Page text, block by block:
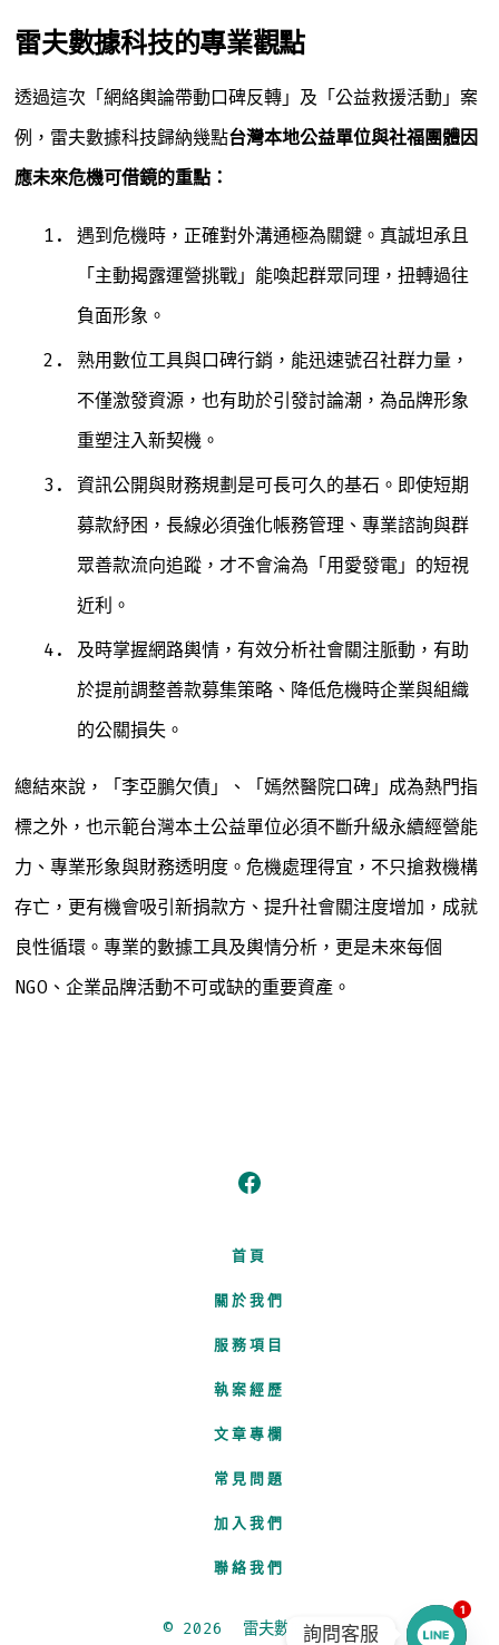
雷夫數據科技的專業觀點
透過這次「網絡輿論帶動口碑反轉」及「公益救援活動」案
例，雷夫數據科技歸納幾點台灣本地公益單位與社福團體因
應未來危機可借鏡的重點：
遇到危機時，正確對外溝通極為關鍵。真誠坦承且
「主動揭露運營挑戰」能喚起群眾同理，扭轉過往
負面形象。
熟用數位工具與口碑行銷，能迅速號召社群力量，
不僅激發資源，也有助於引發討論潮，為品牌形象
重塑注入新契機。
資訊公開與財務規劃是可長可久的基石。即使短期
募款紓困，長線必須強化帳務管理、專業諮詢與群
眾善款流向追蹤，才不會淪為「用愛發電」的短視
近利。
及時掌握網路輿情，有效分析社會關注脈動，有助
於提前調整善款募集策略、降低危機時企業與組織
的公關損失。
總結來說，「李亞鵬欠債」、「嫣然醫院口碑」成為熱門指
標之外，也示範台灣本土公益單位必須不斷升級永續經營能
力、專業形象與財務透明度。危機處理得宜，不只搶救機構
存亡，更有機會吸引新捐款方、提升社會關注度增加，成就
良性循環。專業的數據工具及輿情分析，更是未來每個
NGO、企業品牌活動不可或缺的重要資產。
Facebook
in
a
new
首頁
關於我們
服務項目
執案經歷
文章專欄
常見問題
加入我們
聯絡我們
© 2026 雷夫數據科技
1
詢問客服